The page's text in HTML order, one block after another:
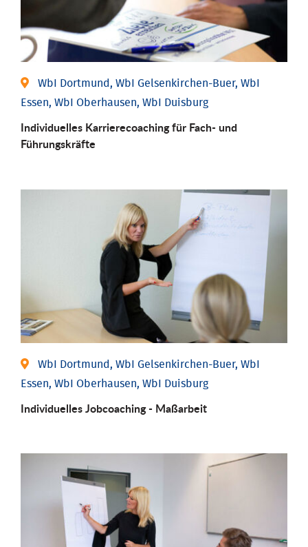
WbI Dortmund, WbI Gelsenkirchen-Buer, WbI
Essen, WbI Oberhausen, WbI Duisburg
Individu­elles Karrierecoaching für Fach-­ und
Führungs­kräfte
WbI Dortmund, WbI Gelsenkirchen-Buer, WbI
Essen, WbI Oberhausen, WbI Duisburg
Individu­elles Job­coaching - Maßarbeit